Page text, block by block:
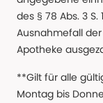
des § 78 Abs. 3 S.
Ausnahmefall
Apotheke
**Gilt für alle
Montag bis